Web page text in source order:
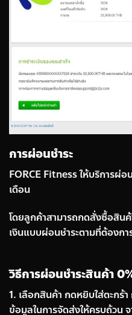
การผ่อนชำระ
FORCE Fitness ให้บริการผ่
เดือน
โดยลูกค้าสามารถกดสั่งซื้อสินค้
เงินแบบผ่อนชำระตามที่ต้องกา
วิธีการผ่อนชำระสินค้า
1. เลือกสินค้า กดหยิบใส่ตะกร้
ข้อมูลในการจัดส่งให้ครบถ้วน